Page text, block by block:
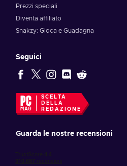
Prezzi speciali
Diventa affiliato
Snakzy: Gioca e Guadagna
Seguici
SCELTA
DELLA
REDAZIONE
Guarda le nostre recensioni